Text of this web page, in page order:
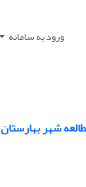
ورود به سامانه
شهر بهارستان